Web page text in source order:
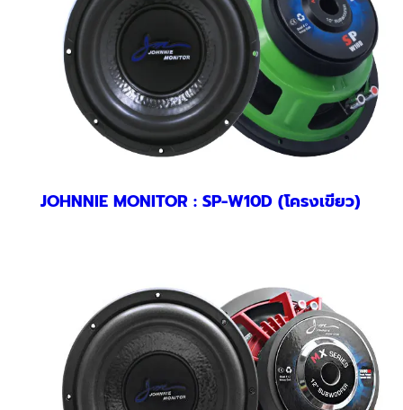
JOHNNIE MONITOR : SP-W10D (โครงเขียว)